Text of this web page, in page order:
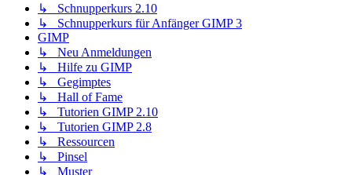
↳ Schnupperkurs 2.10
↳ Schnupperkurs für Anfänger GIMP 3
GIMP
↳ Neu Anmeldungen
↳ Hilfe zu GIMP
↳ Gegimptes
↳ Hall of Fame
↳ Tutorien GIMP 2.10
↳ Tutorien GIMP 2.8
↳ Ressourcen
↳ Pinsel
↳ Muster